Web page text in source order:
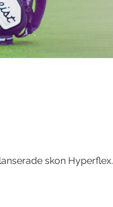
skon Hyperflex.